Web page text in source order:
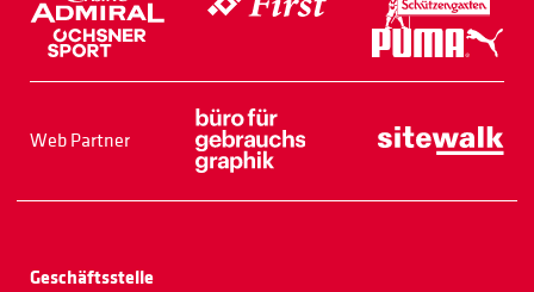
Web Partner
Geschäftsstelle